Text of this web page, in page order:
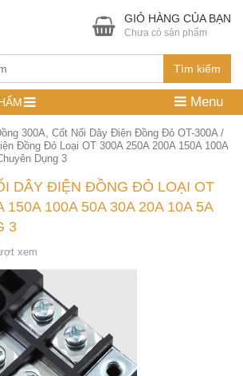
Tìm kiếm
GIỎ HÀNG CỦA BẠN
Chưa có sản phẩm
Menu
300A, Cốt Nối Dây Điện Đồng Đỏ OT-300A/
Đồng Đỏ Loại OT 300A 250A 200A 150A 100A
Dụng 3
DÂY ĐIỆN ĐỒNG ĐỎ LOẠI OT
150A 100A 50A 30A 20A 10A 5A
3
xem